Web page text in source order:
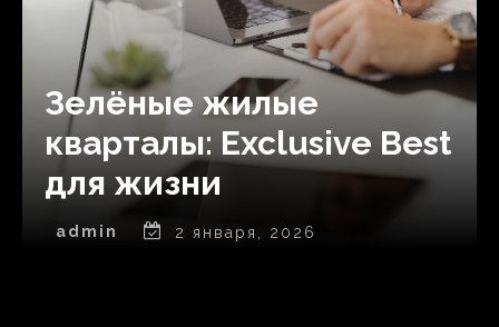
Зелёные жилые
кварталы: Exclusive Best
для жизни
admin 2 января, 2026